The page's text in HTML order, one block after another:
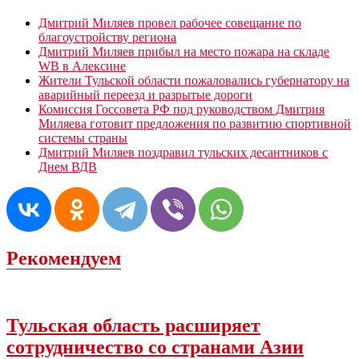
Дмитрий Миляев провел рабочее совещание по
благоустройству региона
Дмитрий Миляев прибыл на место пожара на складе
WB в Алексине
Жители Тульской области пожаловались губернатору на
аварийный переезд и разрытые дороги
Комиссия Госсовета РФ под руководством Дмитрия
Миляева готовит предложения по развитию спортивной
системы страны
Дмитрий Миляев поздравил тульских десантников с
Днем ВДВ
Рекомендуем
Тульская область расширяет
сотрудничество со странами Азии